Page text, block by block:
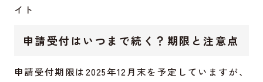
イト
申請受付はいつまで続く？期限と注意点
申請受付期限は2025年12月末を予定していますが、